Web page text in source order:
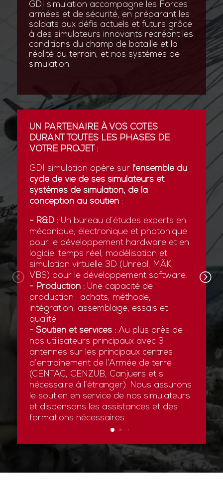
GDI simulation accompagne les Forces
armées et de sécurité, en préparant les
soldats aux défis actuels et futurs grâce
à des simulateurs innovants recréant les
conditions du champ de bataille et la
réalité du terrain, et nos systèmes de
simulation.
UN PARTENAIRE À VOS CÔTÉS
DURANT TOUTES LES PHASES DE
VOTRE PROJET :
GDI simulation opère sur l'ensemble du
cycle de vie de ses simulateurs et
systèmes de simulation, de la
conception au soutien:
- R&D :Un bureau d’études experts en
mécanique, électronique et photonique
pour le développement hardware et en
logiciel temps réel, modélisation et
simulation virtuelle 3D (Unreal, MÄK,
VBS) pour le développement software.
- Production :Une capacité de
production : achats, méthode,
intégration, assemblage, essais et
qualité.
- Soutien et services :Au plus près de
nos utilisateurs principaux avec 3
antennes sur les principaux centres
d’entraînement de l’Armée de terre
(CENTAC, CENZUB, Canjuers et si
nécessaire à l’étranger). Nous assurons
le soutien en service de nos simulateurs
et dispensons les assistances et des
formations nécessaires.